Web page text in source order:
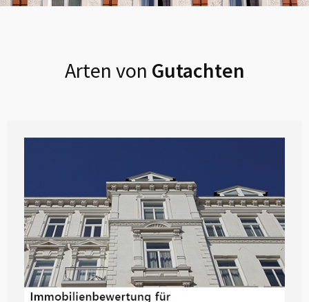
Arten von Gutachten